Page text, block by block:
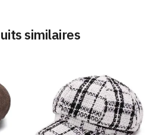
similaires